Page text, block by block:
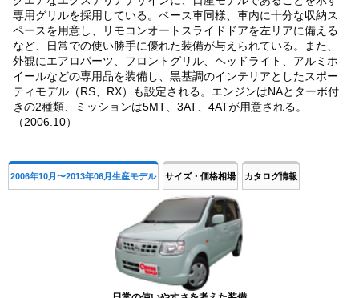
専用グリルを採用している。ベース車同様、車内に十分な収納ス
ペースを用意し、リモコンオートスライドドアを左リアに備える
など、日常での使い勝手に優れた装備が与えられている。また、
外観にエアロパーツ、フロントグリル、ヘッドライト、アルミホ
イールなどの専用品を装備し、黒基調のインテリアとしたスポー
ティモデル（RS、RX）も設定される。エンジンはNAとターボ付
きの2種類、ミッションは5MT、3AT、4ATが用意される。
（2006.10）
2006年10月〜2013年06月生産モデル サイズ・価格相場 カタログ情報